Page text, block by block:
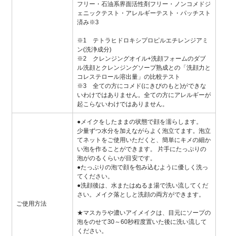
フリー・石油系界面活性剤フリー・ノンコメドジ
ェニックテスト・アレルギーテスト・パッチスト
済み※3
※1 テトラヒドロキシプロピルエチレンジアミ
ン(洗浄成分)
※2 クレンジングオイル+洗顔フォームのダブ
ル洗顔とクレンジングソープ熟成との「洗顔力と
コレステロール溶出量」の比較テスト
※3 全ての方にコメド(にきびのもと)ができな
いわけではありません。全ての方にアレルギーが
起こらないわけではありません。
ご使用方法
●メイクをしたままの状態で顔を濡らします。
少量ずつ水分を加えながらよく泡立てます。泡立
てネットをご使用いただくと、簡単にキメの細か
い泡を作ることができます。 片手にたっぷりの
泡がのるくらいが目安です。
●たっぷりの泡で顔を包み込むように優しく洗っ
てください。
●洗顔後は、水またはぬるま湯で洗い流してくだ
さい。メイク落としと洗顔の両方ができます。
★マスカラや濃いアイメイクは、目元にソープの
泡をのせて30～60秒程度置いた後に洗い流して
ください。